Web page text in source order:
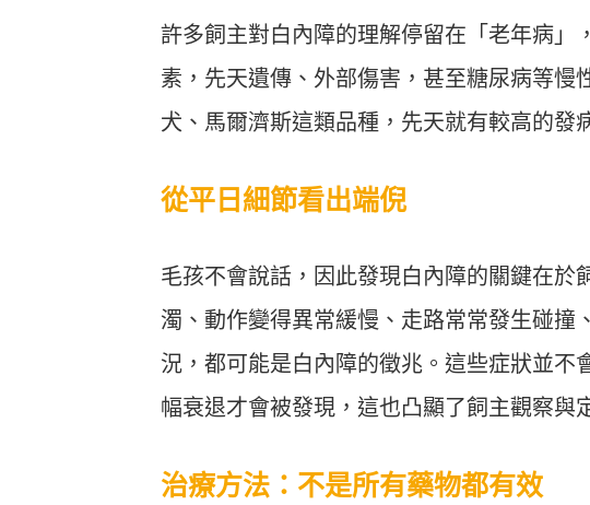
許多飼主對白內障的理解停留在「老年病」
素，先天遺傳、外部傷害，甚至糖尿病等慢
犬、馬爾濟斯這類品種，先天就有較高的發
從平日細節看出端倪
毛孩不會說話，因此發現白內障的關鍵在
濁、動作變得異常緩慢、走路常常發生碰撞
況，都可能是白內障的徵兆。這些症狀並不
幅衰退才會被發現，這也凸顯了飼主觀察與
治療方法：不是所有藥物都有效